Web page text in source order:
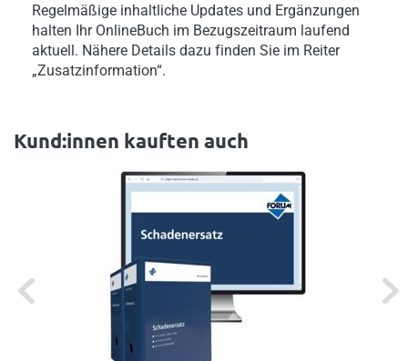
Regelmäßige inhaltliche Updates und Ergänzungen
halten Ihr OnlineBuch im Bezugszeitraum laufend
aktuell. Nähere Details dazu finden Sie im Reiter
„Zusatzinformation“.
Kund:innen kauften auch
Previous Next